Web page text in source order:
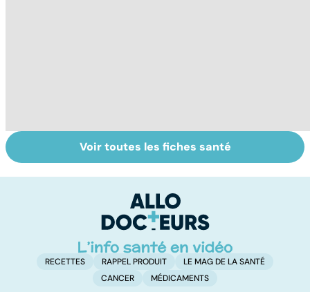
Suicide : prévenir
le passage à
Un rhume, ça se
soigne ?
Voir toutes les fiches santé
RECETTES RAPPEL PRODUIT
LE MAG DE LA SANTÉ
CANCER
MÉDICAMENTS